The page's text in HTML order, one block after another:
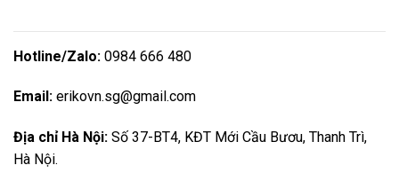
Hotline/Zalo: 0984 666 480
Email: erikovn.sg@gmail.com
Địa chỉ Hà Nội: Số 37-BT4, KĐT Mới Cầu Bươu, Thanh Trì,
Hà Nội.